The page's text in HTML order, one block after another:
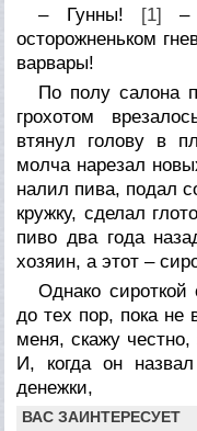
– Гунны! [1] –
осторожненьком
варвары!
По полу салона
грохотом
втянул голову в
молча нарезал
налил пива, подал
кружку, сделал
пиво два года
хозяин, а этот –
Однако
до тех пор, пока
меня, скажу
И, когда он
денежки,